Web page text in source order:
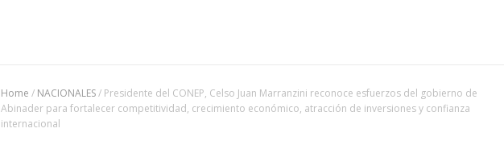
Home / NACIONALES/ Presidente del CONEP, Celso Juan Marranzini reconoce esfuerzos del gobierno de
Abinader para fortalecer competitividad, crecimiento económico, atracción de inversiones y confianza
internacional